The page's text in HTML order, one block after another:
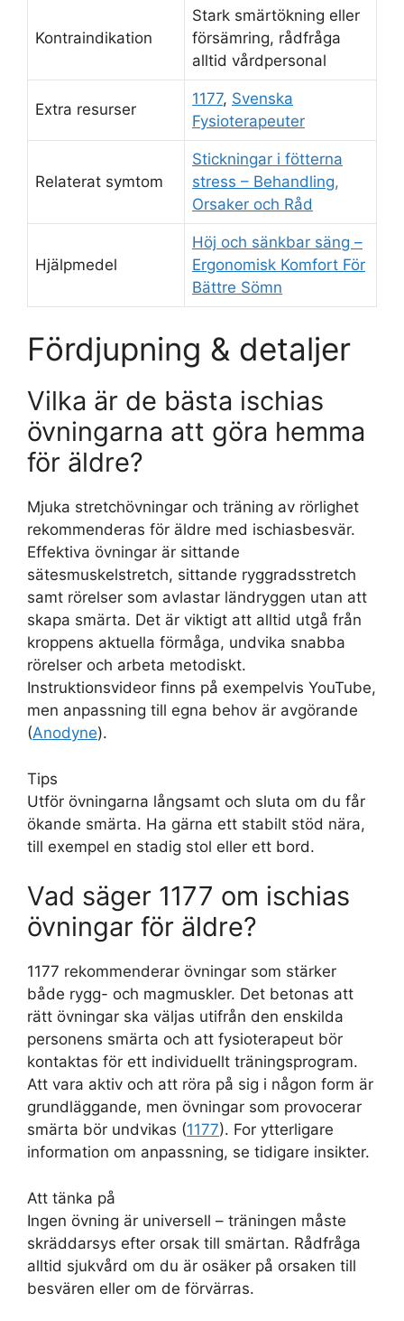
Kontraindikation
Stark smärtökning eller
försämring, rådfråga
alltid vårdpersonal
Extra resurser
1177, Svenska
Fysioterapeuter
Relaterat symtom
Stickningar i fötterna
stress – Behandling,
Orsaker och Råd
Hjälpmedel
Höj och sänkbar säng –
Ergonomisk Komfort För
Bättre Sömn
Fördjupning & detaljer
Vilka är de bästa ischias
övningarna att göra hemma
för äldre?
Mjuka stretchövningar och träning av rörlighet
rekommenderas för äldre med ischiasbesvär.
Effektiva övningar är sittande
sätesmuskelstretch, sittande ryggradsstretch
samt rörelser som avlastar ländryggen utan att
skapa smärta. Det är viktigt att alltid utgå från
kroppens aktuella förmåga, undvika snabba
rörelser och arbeta metodiskt.
Instruktionsvideor finns på exempelvis YouTube,
men anpassning till egna behov är avgörande
(Anodyne).
Tips
Utför övningarna långsamt och sluta om du får
ökande smärta. Ha gärna ett stabilt stöd nära,
till exempel en stadig stol eller ett bord.
Vad säger 1177 om ischias
övningar för äldre?
1177 rekommenderar övningar som stärker
både rygg- och magmuskler. Det betonas att
rätt övningar ska väljas utifrån den enskilda
personens smärta och att fysioterapeut bör
kontaktas för ett individuellt träningsprogram.
Att vara aktiv och att röra på sig i någon form är
grundläggande, men övningar som provocerar
smärta bör undvikas (1177). For ytterligare
information om anpassning, se tidigare insikter.
Att tänka på
Ingen övning är universell – träningen måste
skräddarsys efter orsak till smärtan. Rådfråga
alltid sjukvård om du är osäker på orsaken till
besvären eller om de förvärras.